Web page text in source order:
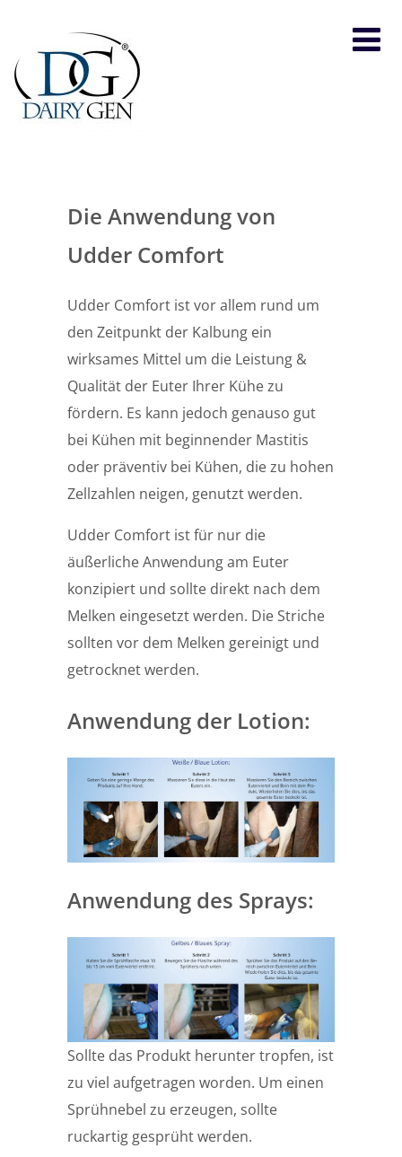
Die Anwendung von
Udder Comfort
Udder Comfort ist vor allem rund um
den Zeitpunkt der Kalbung ein
wirksames Mittel um die Leistung &
Qualität der Euter Ihrer Kühe zu
fördern. Es kann jedoch genauso gut
bei Kühen mit beginnender Mastitis
oder präventiv bei Kühen, die zu hohen
Zellzahlen neigen, genutzt werden.
Udder Comfort ist für nur die
äußerliche Anwendung am Euter
konzipiert und sollte direkt nach dem
Melken eingesetzt werden. Die Striche
sollten vor dem Melken gereinigt und
getrocknet werden.
Anwendung der Lotion:
Anwendung des Sprays:
Sollte das Produkt herunter tropfen, ist
zu viel aufgetragen worden. Um einen
Sprühnebel zu erzeugen, sollte
ruckartig gesprüht werden.